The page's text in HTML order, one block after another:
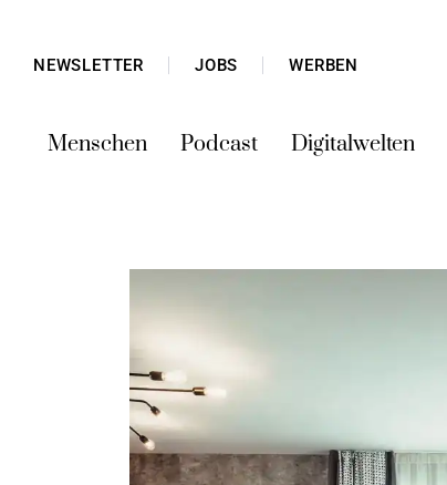
NEWSLETTER JOBS WERBEN
Menschen Podcast Digitalwelten